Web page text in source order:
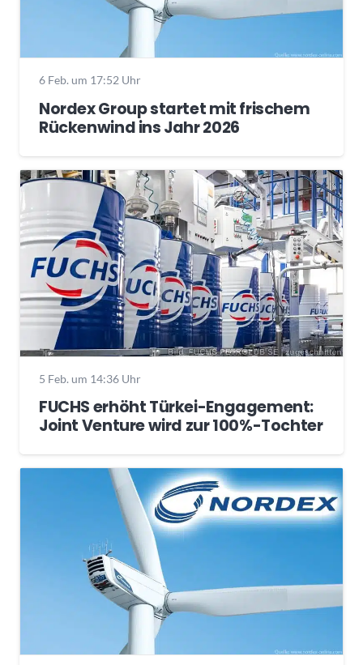
6 Feb. um 17:52 Uhr
Nordex Group startet mit frischem
Rückenwind ins Jahr 2026
5 Feb. um 14:36 Uhr
FUCHS erhöht Türkei-Engagement:
Joint Venture wird zur 100%-Tochter